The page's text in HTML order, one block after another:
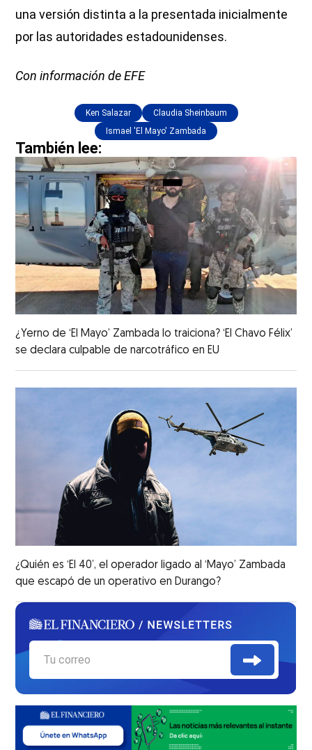
una versión distinta a la presentada inicialmente
por las autoridades estadounidenses.
Con información de EFE
Ken Salazar
Claudia Sheinbaum
Ismael 'El Mayo' Zambada
También lee:
¿Yerno de ‘El Mayo’ Zambada lo traiciona? ‘El Chavo Félix’
se declara culpable de narcotráfico en EU
¿Quién es ‘El 40’, el operador ligado al ‘Mayo’ Zambada
que escapó de un operativo en Durango?